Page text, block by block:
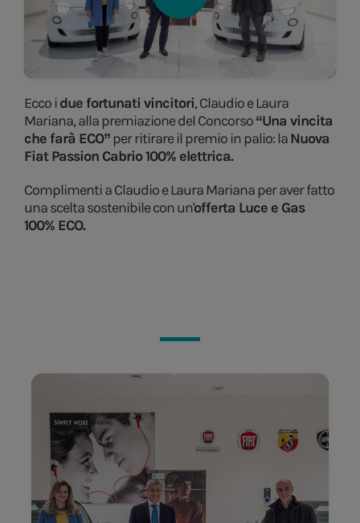
Ecco idue fortunati vincitori, Claudio e Laura
Mariana, alla premiazione del Concorso“Una vincita
che farà ECO” per ritirare il premio in palio: laNuova
Fiat Passion Cabrio 100% elettrica.
Complimenti a Claudio e Laura Mariana per aver fatto
una scelta sostenibile con un'offerta Luce e Gas
100% ECO.